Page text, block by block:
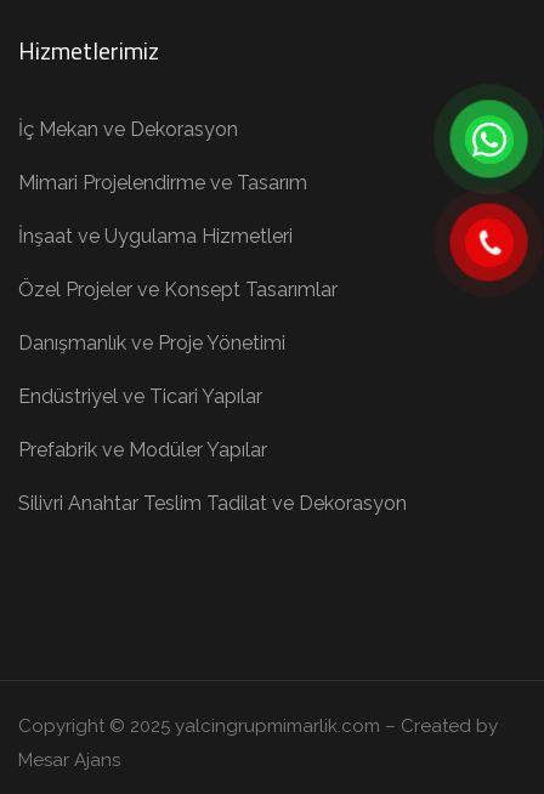
Hizmetlerimiz
İç Mekan ve Dekorasyon
Mimari Projelendirme ve Tasarım
İnşaat ve Uygulama Hizmetleri
Özel Projeler ve Konsept Tasarımlar
Danışmanlık ve Proje Yönetimi
Endüstriyel ve Ticari Yapılar
Prefabrik ve Modüler Yapılar
Silivri Anahtar Teslim Tadilat ve Dekorasyon
Copyright © 2025 yalcingrupmimarlik.com – Created by
Mesar Ajans